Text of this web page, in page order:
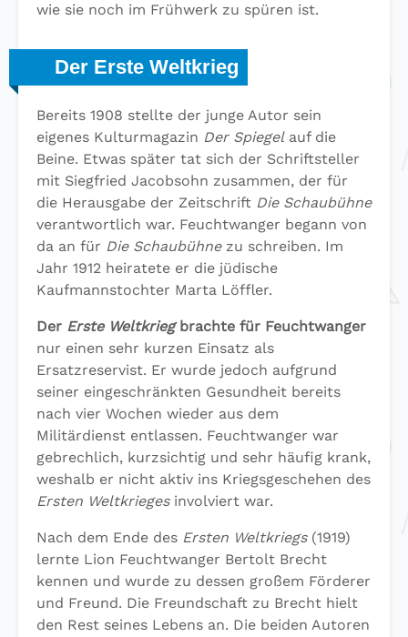
wie sie noch im Frühwerk zu spüren ist.
Der Erste Weltkrieg
Bereits 1908 stellte der junge Autor sein
eigenes Kulturmagazin Der Spiegelauf die
Beine. Etwas später tat sich der Schriftsteller
mit Siegfried Jacobsohn zusammen, der für
die Herausgabe der Zeitschrift Die Schaubühne
verantwortlich war. Feuchtwanger begann von
da an für Die Schaubühnezu schreiben. Im
Jahr 1912 heiratete er die jüdische
Kaufmannstochter Marta Löffler.
Der Erste Weltkriegbrachte für Feuchtwanger
nur einen sehr kurzen Einsatz als
Ersatzreservist. Er wurde jedoch aufgrund
seiner eingeschränkten Gesundheit bereits
nach vier Wochen wieder aus dem
Militärdienst entlassen. Feuchtwanger war
gebrechlich, kurzsichtig und sehr häufig krank,
weshalb er nicht aktiv ins Kriegsgeschehen des
Ersten Weltkriegesinvolviert war.
Nach dem Ende des Ersten Weltkriegs(1919)
lernte Lion Feuchtwanger Bertolt Brecht
kennen und wurde zu dessen großem Förderer
und Freund. Die Freundschaft zu Brecht hielt
den Rest seines Lebens an. Die beiden Autoren